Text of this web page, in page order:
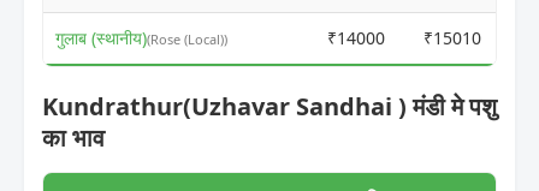
गुलाब (स्थानीय)(Rose (Local)) ₹14000 ₹15010
Kundrathur(Uzhavar Sandhai ) मंडी मे पशु
का भाव